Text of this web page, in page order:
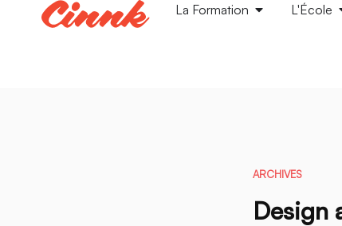
La Formation L'École
ARCHIVES
Design